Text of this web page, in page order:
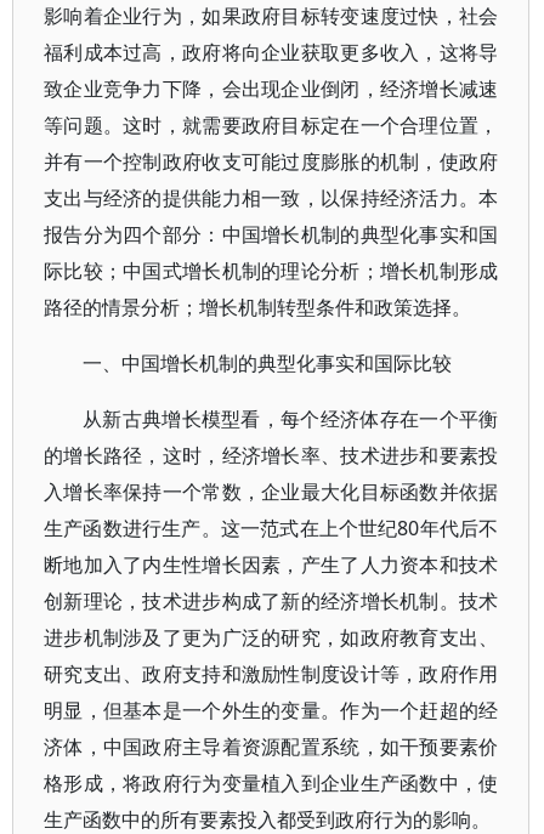
影响着企业行为，如果政府目标转变速度过快，社会
福利成本过高，政府将向企业获取更多收入，这将导
致企业竞争力下降，会出现企业倒闭，经济增长减速
等问题。这时，就需要政府目标定在一个合理位置，
并有一个控制政府收支可能过度膨胀的机制，使政府
支出与经济的提供能力相一致，以保持经济活力。本
报告分为四个部分：中国增长机制的典型化事实和国
际比较；中国式增长机制的理论分析；增长机制形成
路径的情景分析；增长机制转型条件和政策选择。
一、中国增长机制的典型化事实和国际比较
从新古典增长模型看，每个经济体存在一个平衡
的增长路径，这时，经济增长率、技术进步和要素投
入增长率保持一个常数，企业最大化目标函数并依据
生产函数进行生产。这一范式在上个世纪80年代后不
断地加入了内生性增长因素，产生了人力资本和技术
创新理论，技术进步构成了新的经济增长机制。技术
进步机制涉及了更为广泛的研究，如政府教育支出、
研究支出、政府支持和激励性制度设计等，政府作用
明显，但基本是一个外生的变量。作为一个赶超的经
济体，中国政府主导着资源配置系统，如干预要素价
格形成，将政府行为变量植入到企业生产函数中，使
生产函数中的所有要素投入都受到政府行为的影响。